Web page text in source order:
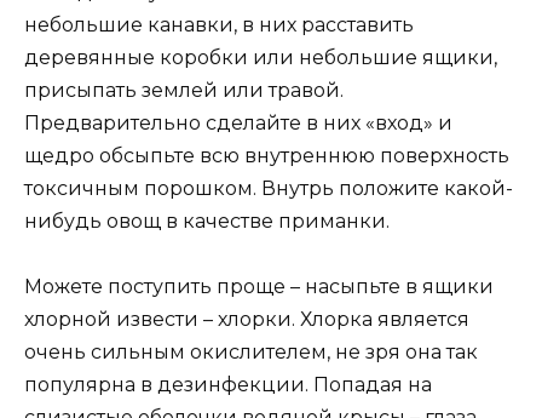
небольшие канавки, в них расставить
деревянные коробки или небольшие ящики,
присыпать землей или травой.
Предварительно сделайте в них «вход» и
щедро обсыпьте всю внутреннюю поверхность
токсичным порошком. Внутрь положите какой-
нибудь овощ в качестве приманки.
Можете поступить проще – насыпьте в ящики
хлорной извести – хлорки. Хлорка является
очень сильным окислителем, не зря она так
популярна в дезинфекции. Попадая на